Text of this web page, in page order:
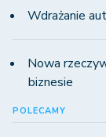
Wdrażanie
Nowa
biznesie
POLECAMY